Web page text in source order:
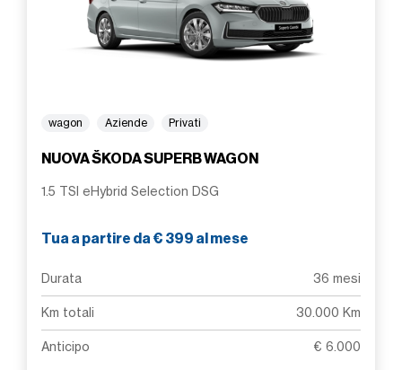
wagon Aziende Privati
NUOVA ŠKODA SUPERB WAGON
1.5 TSI eHybrid Selection DSG
Tua a partire da € 399 al mese
Durata 36 mesi
Km totali 30.000 Km
Anticipo € 6.000